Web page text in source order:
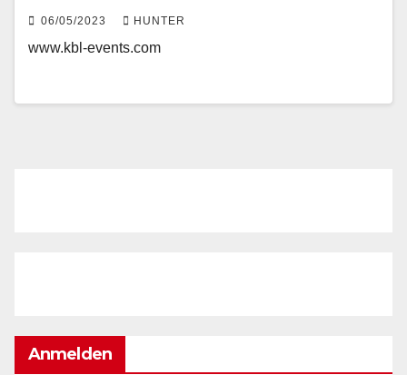
06/05/2023 HUNTER
www.kbl-events.com
Anmelden